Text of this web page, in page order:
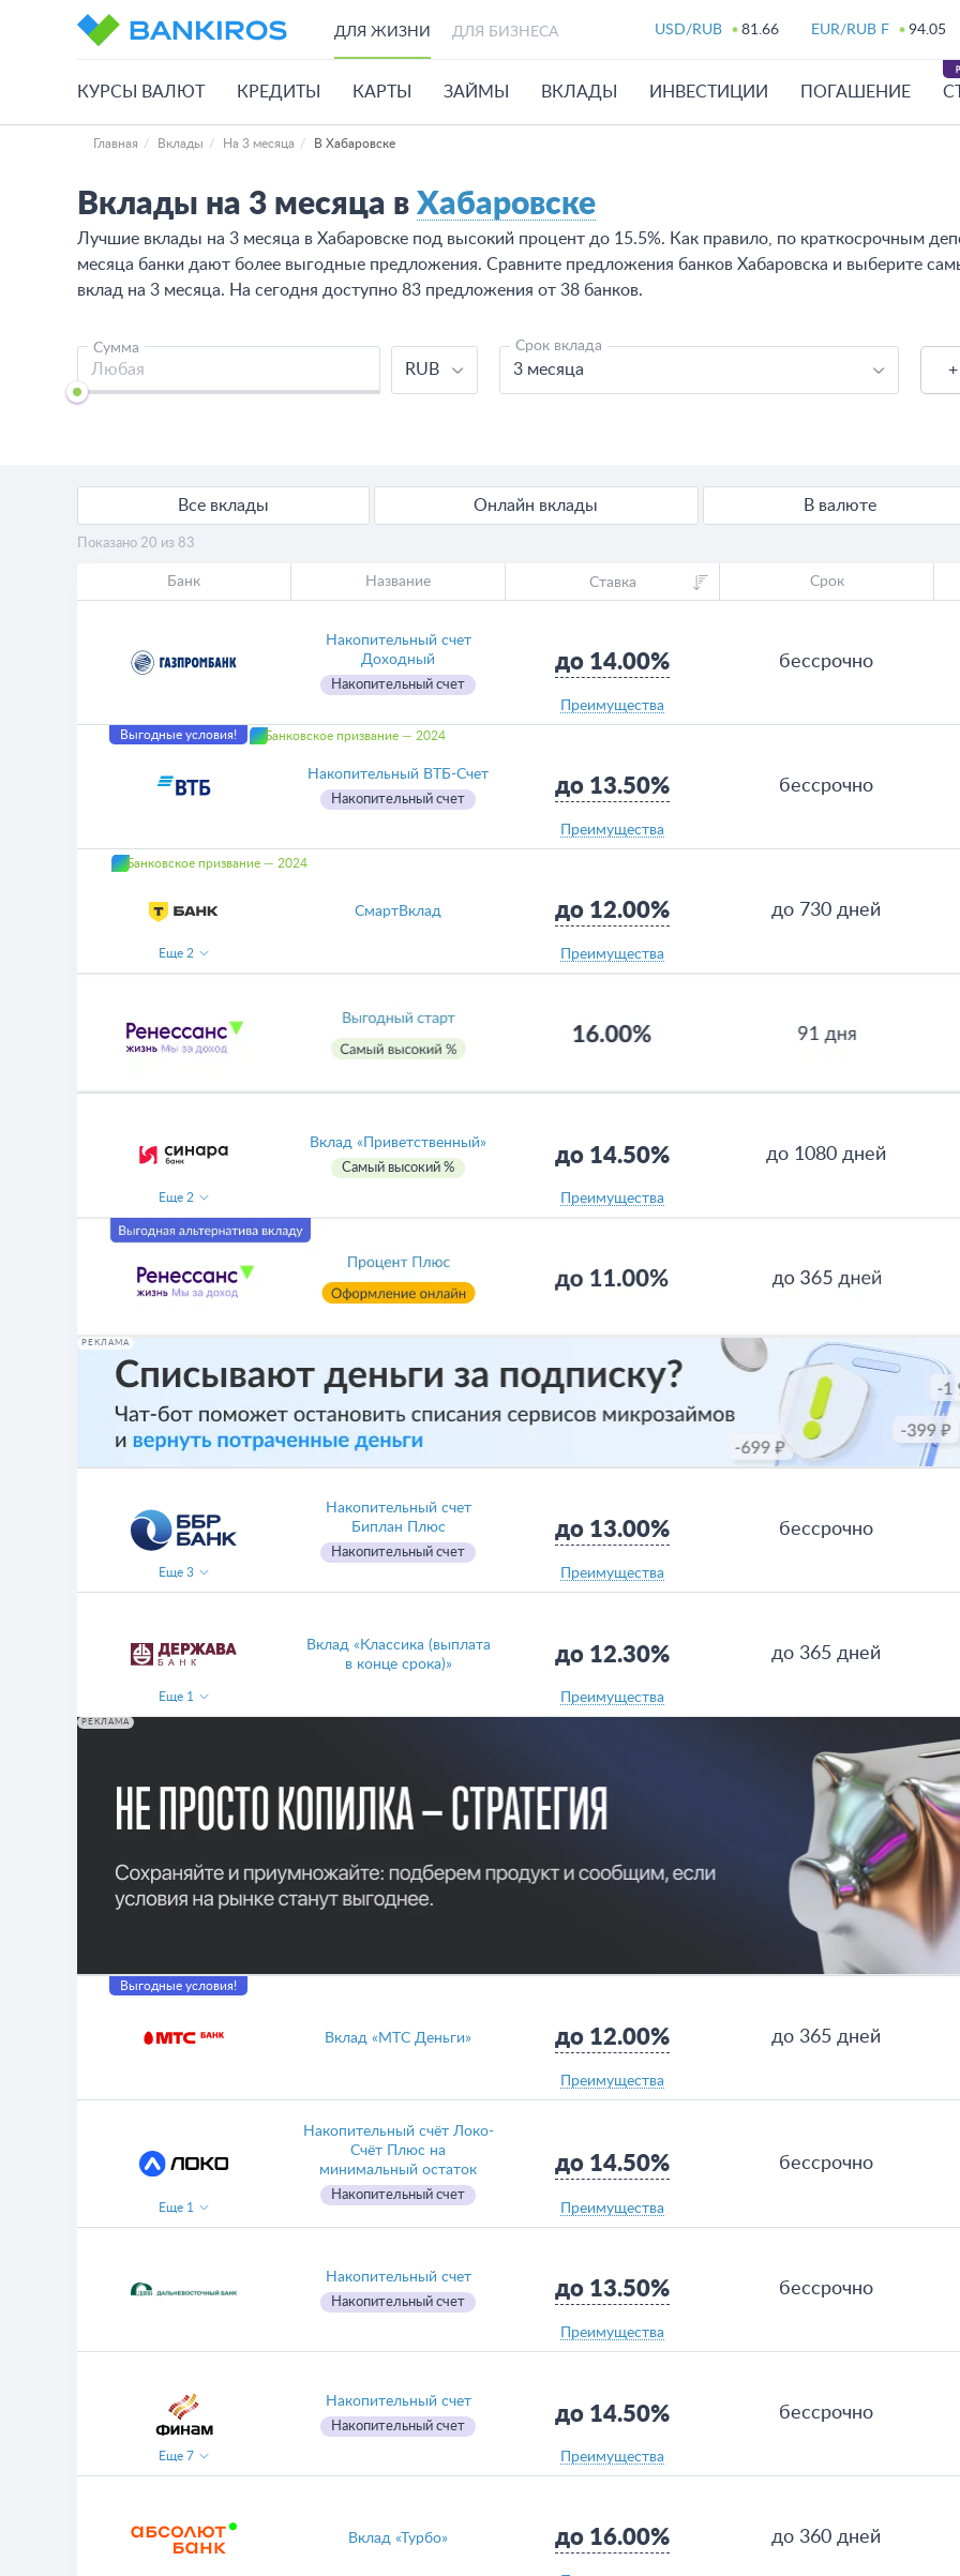
ДЛЯ ЖИЗНИ ДЛЯ БИЗНЕСА USD/RUB 81.66 EUR/RUB F 94.05
КУРСЫ ВАЛЮТ КРЕДИТЫ КАРТЫ ЗАЙМЫ ВКЛАДЫ ИНВЕСТИЦИИ ПОГАШЕНИЕ
Главная Вклады На 3 месяца В Хабаровске
Вклады на 3 месяца в Хабаровске
Лучшие вклады на 3 месяца в Хабаровске под высокий процент до 15.5%. Как правило, по краткосрочным
месяца банки дают более выгодные предложения. Сравните предложения банков Хабаровска и выберите
вклад на 3 месяца. На сегодня доступно 83 предложения от 38 банков.
Сумма
RUB
Срок вклада
3 месяца
Все вклады Онлайн вклады В валюте
Показано 20 из 83
Банк Название Ставка Срок
Накопительный счет
Доходный
Накопительный счет
до 14.00%
Преимущества
бессрочно
Выгодные условия! Банковское призвание — 2024
Накопительный ВТБ-Счет
Накопительный счет
до 13.50%
Преимущества
бессрочно
Банковское призвание — 2024
СмартВклад до 12.00%
Преимущества
до 730 дней
Еще 2
Вклад «Приветственный»
Самый высокий %
до 14.50%
Преимущества
до 1080 дней
Еще 2
РЕКЛАМА
Накопительный счет
Биплан Плюс
Накопительный счет
до 13.00%
Преимущества
бессрочно
Еще 3
Вклад «Классика (выплата
в конце срока)»
до 12.30%
Преимущества
до 365 дней
Еще 1
РЕКЛАМА
Выгодные условия!
Вклад «МТС Деньги» до 12.00%
Преимущества
до 365 дней
Накопительный счёт Локо-
Счёт Плюс на
минимальный остаток
Накопительный счет
до 14.50%
Преимущества
бессрочно
Еще 1
Накопительный счет
Накопительный счет
до 13.50%
Преимущества
бессрочно
Накопительный счет
Накопительный счет
до 14.50%
Преимущества
бессрочно
Еще 7
Вклад «Турбо» до 16.00% до 360 дней